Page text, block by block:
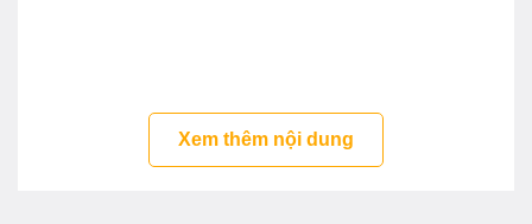
Xem thêm nội dung